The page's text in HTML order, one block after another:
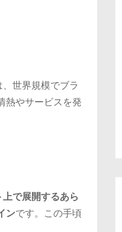
、世界規模でブラ
熱やサービスを発
で展開するあら
ンです。この手頃